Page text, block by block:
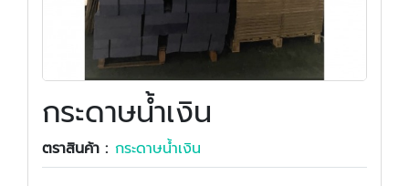
กระดาษน้ำเงิน
ตราสินค้า : กระดาษน้ำเงิน